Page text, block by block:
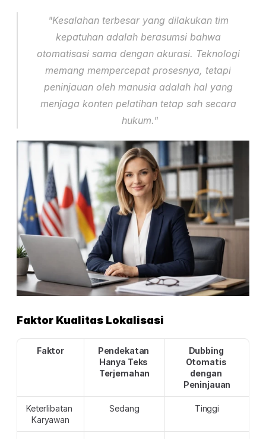
"Kesalahan terbesar yang dilakukan tim
kepatuhan adalah berasumsi bahwa
otomatisasi sama dengan akurasi. Teknologi
memang mempercepat prosesnya, tetapi
peninjauan oleh manusia adalah hal yang
menjaga konten pelatihan tetap sah secara
hukum."
Faktor Kualitas Lokalisasi
Faktor
Pendekatan
Hanya Teks
Terjemahan
Dubbing
Otomatis
dengan
Peninjauan
Keterlibatan
Karyawan
Sedang Tinggi